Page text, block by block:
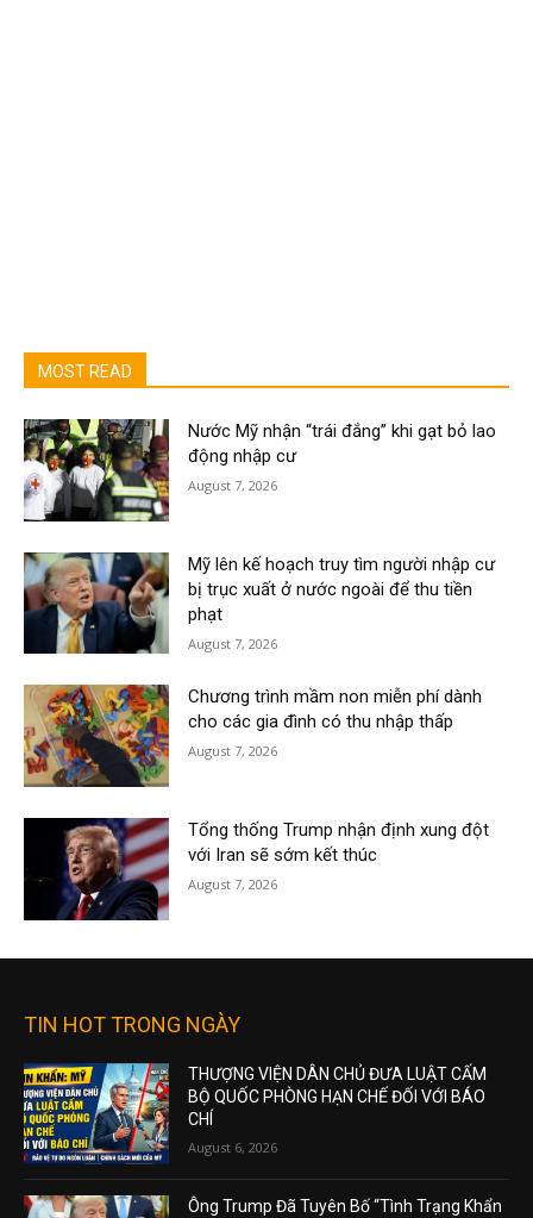
MOST READ
Nước Mỹ nhận “trái đắng” khi gạt bỏ lao
động nhập cư
August 7, 2026
Mỹ lên kế hoạch truy tìm người nhập cư
bị trục xuất ở nước ngoài để thu tiền
phạt
August 7, 2026
Chương trình mầm non miễn phí dành
cho các gia đình có thu nhập thấp
August 7, 2026
Tổng thống Trump nhận định xung đột
với Iran sẽ sớm kết thúc
August 7, 2026
TIN HOT TRONG NGÀY
THƯỢNG VIỆN DÂN CHỦ ĐƯA LUẬT CẤM
BỘ QUỐC PHÒNG HẠN CHẾ ĐỐI VỚI BÁO
CHÍ
August 6, 2026
Ông Trump Đã Tuyên Bố “Tình Trạng Khẩn